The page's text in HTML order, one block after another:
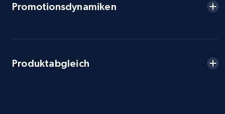
Seller reviews, Breadcrumbs, Root category, and
Promotionsdynamiken
Produktabgleich